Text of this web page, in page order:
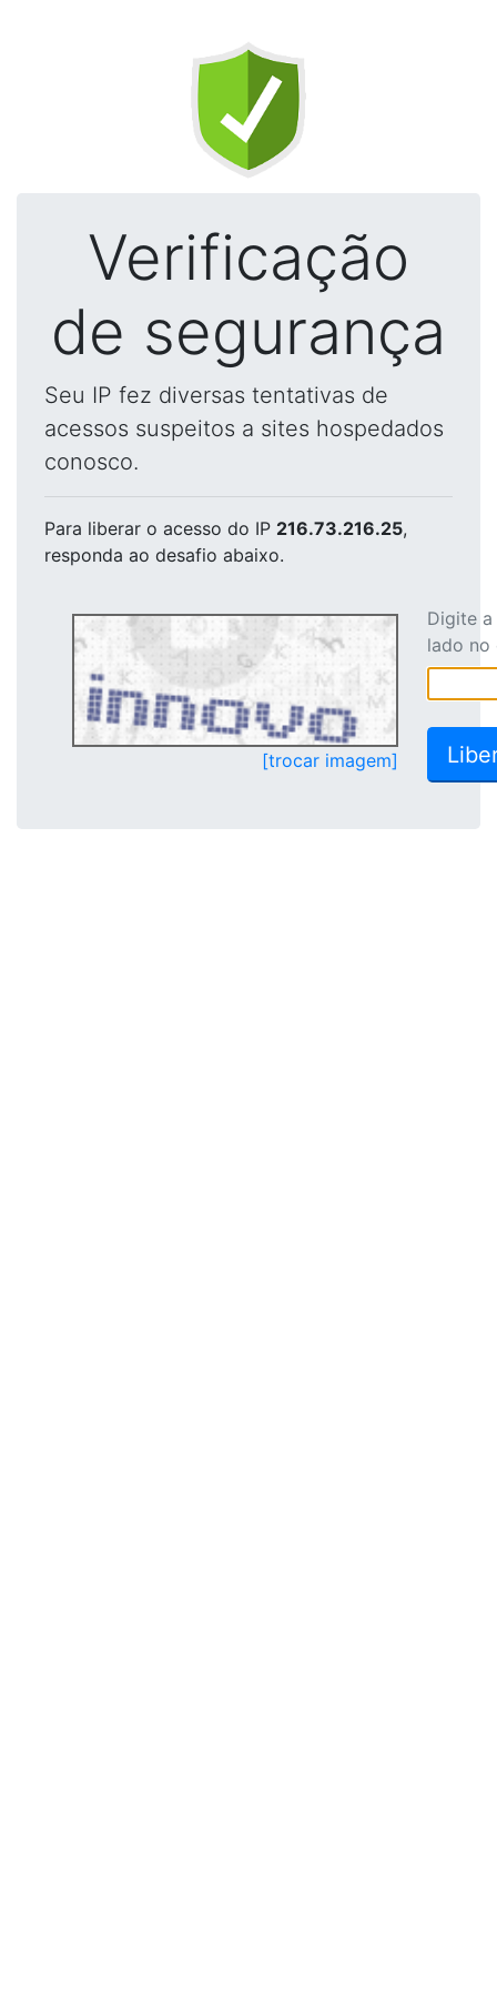
Verificação
de segurança
Seu IP fez diversas tentativas de
acessos suspeitos a sites hospedados
conosco.
Para liberar o acesso do IP 216.73.216.25,
responda ao desafio abaixo.
[trocar imagem]
Digite
lado no